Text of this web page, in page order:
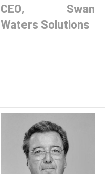
CEO, Swan
Waters Solutions